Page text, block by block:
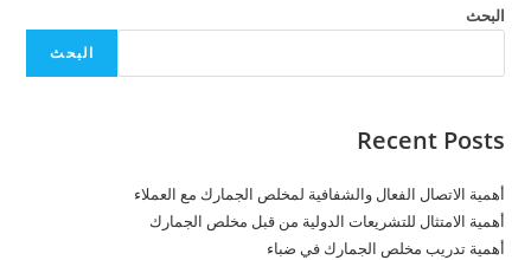
البحث
البحث
Recent Posts
أهمية الاتصال الفعال والشفافية لمخلص الجمارك مع العملاء
أهمية الامتثال للتشريعات الدولية من قبل مخلص الجمارك
أهمية تدريب مخلص الجمارك في ضباء